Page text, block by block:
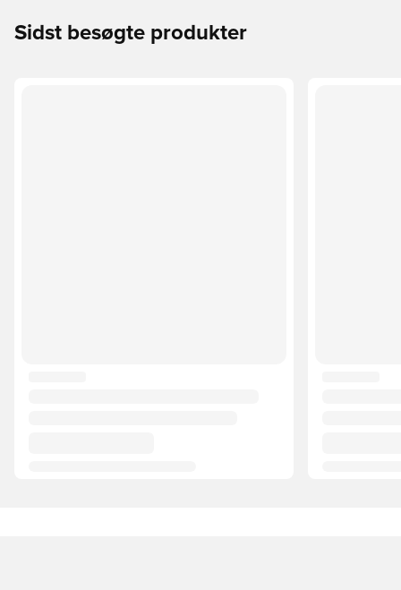
Sidst besøgte produkter